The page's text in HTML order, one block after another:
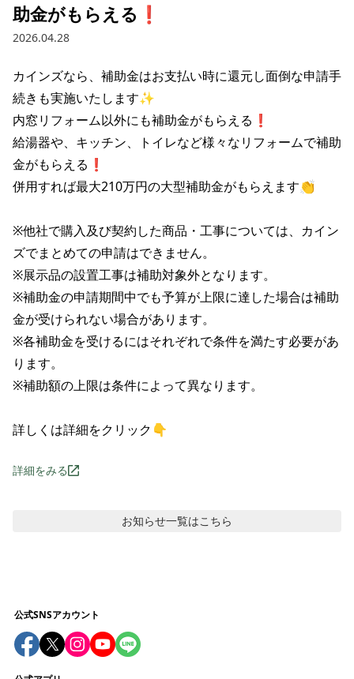
助金がもらえる❗
2026.04.28
カインズなら、補助金はお支払い時に還元し面倒な申請手
続きも実施いたします✨
内窓リフォーム以外にも補助金がもらえる❗
給湯器や、キッチン、トイレなど様々なリフォームで補助
金がもらえる❗
併用すれば最大210万円の大型補助金がもらえます👏
※他社で購入及び契約した商品・工事については、カイン
ズでまとめての申請はできません。
※展示品の設置工事は補助対象外となります。
※補助金の申請期間中でも予算が上限に達した場合は補助
金が受けられない場合があります。
※各補助金を受けるにはそれぞれで条件を満たす必要があ
ります。
※補助額の上限は条件によって異なります。
詳しくは詳細をクリック👇
詳細をみる
お知らせ一覧はこちら
公式SNSアカウント